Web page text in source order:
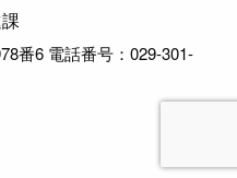
番6 電話番号：029-301-